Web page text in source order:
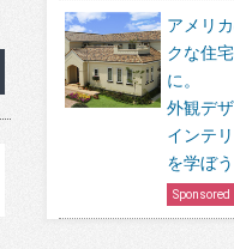
アメリ
クな住
に。
外観デ
インテ
を学ぼう
Sponsored